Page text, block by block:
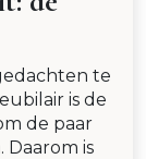
te
is de
de paar
is